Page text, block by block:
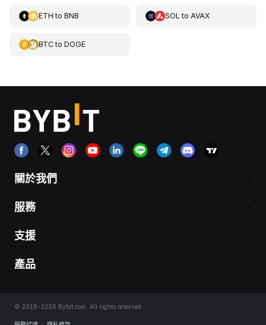
ETH to BNB SOL to AVAX
BTCto DOGE
關於我們
服務
支援
產品
© 2018-2026 Bybit.com. All rights reserved.